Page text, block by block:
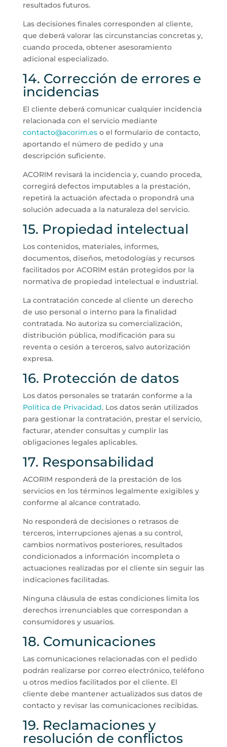
resultados futuros.
Las decisiones finales corresponden al cliente,
que deberá valorar las circunstancias concretas y,
cuando proceda, obtener asesoramiento
adicional especializado.
14. Corrección de errores e
incidencias
El cliente deberá comunicar cualquier incidencia
relacionada con el servicio mediante
contacto@acorim.eso el formulario de contacto,
aportando el número de pedido y una
descripción suficiente.
ACORIM revisará la incidencia y, cuando proceda,
corregirá defectos imputables a la prestación,
repetirá la actuación afectada o propondrá una
solución adecuada a la naturaleza del servicio.
15. Propiedad intelectual
Los contenidos, materiales, informes,
documentos, diseños, metodologías y recursos
facilitados por ACORIM están protegidos por la
normativa de propiedad intelectual e industrial.
La contratación concede al cliente un derecho
de uso personal o interno para la finalidad
contratada. No autoriza su comercialización,
distribución pública, modificación para su
reventa o cesión a terceros, salvo autorización
expresa.
16. Protección de datos
Los datos personales se tratarán conforme a la
Política de Privacidad. Los datos serán utilizados
para gestionar la contratación, prestar el servicio,
facturar, atender consultas y cumplir las
obligaciones legales aplicables.
17. Responsabilidad
ACORIM responderá de la prestación de los
servicios en los términos legalmente exigibles y
conforme al alcance contratado.
No responderá de decisiones o retrasos de
terceros, interrupciones ajenas a su control,
cambios normativos posteriores, resultados
condicionados a información incompleta o
actuaciones realizadas por el cliente sin seguir las
indicaciones facilitadas.
Ninguna cláusula de estas condiciones limita los
derechos irrenunciables que correspondan a
consumidores y usuarios.
18. Comunicaciones
Las comunicaciones relacionadas con el pedido
podrán realizarse por correo electrónico, teléfono
u otros medios facilitados por el cliente. El
cliente debe mantener actualizados sus datos de
contacto y revisar las comunicaciones recibidas.
19. Reclamaciones y
resolución de conflictos